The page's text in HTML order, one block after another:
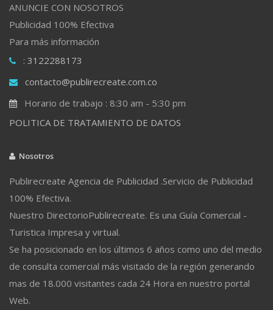
ANUNCIE CON NOSOTROS
Publicidad 100% Efectiva
Para más información
: 3122288173
contacto@publirecreate.com.co
Horario de trabajo : 8:30 am - 5:30 pm
POLITICA DE TRATAMIENTO DE DATOS
Nosotros
Publirecreate Agencia de Publicidad .Servicio de Publicidad
100% Efectiva.
Nuestro DirectorioPublirecreate. Es una Guía Comercial -
Turistica Impresa y virtual.
Se ha posicionado en los últimos 6 años como uno del medio
de consulta comercial más visitado de la región generando
mas de 18.000 visitantes cada 24 Hora en nuestro portal
Web.